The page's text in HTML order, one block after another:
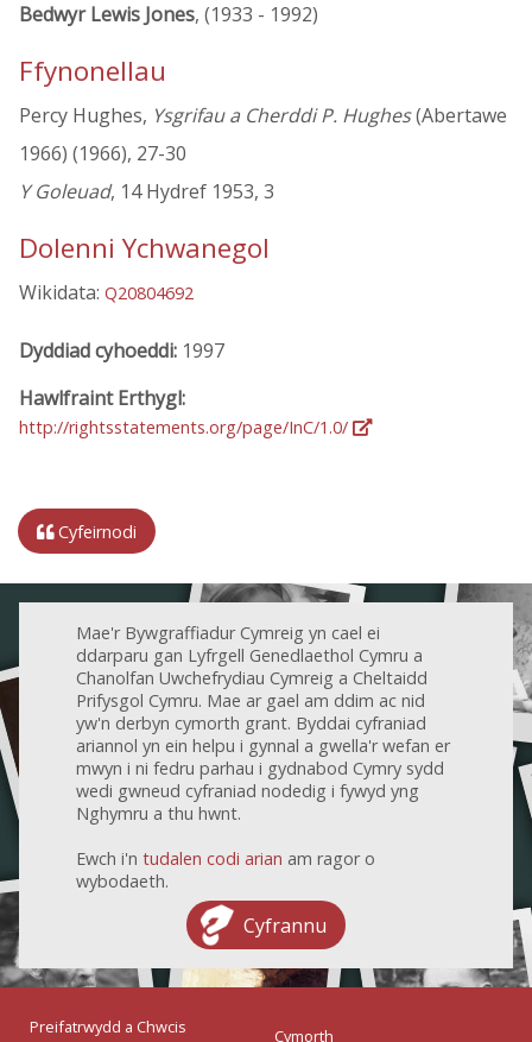
Bedwyr Lewis Jones, (1933 - 1992)
Ffynonellau
Percy Hughes, Ysgrifau a Cherddi P. Hughes(Abertawe
1966) (1966), 27-30
Y Goleuad, 14 Hydref 1953, 3
Dolenni Ychwanegol
Wikidata: Q20804692
Dyddiad cyhoeddi: 1997
Hawlfraint Erthygl:
http://rightsstatements.org/page/InC/1.0/
Cyfeirnodi
Mae'r Bywgraffiadur Cymreig yn cael ei
ddarparu gan Lyfrgell Genedlaethol Cymru a
Chanolfan Uwchefrydiau Cymreig a Cheltaidd
Prifysgol Cymru. Mae ar gael am ddim ac nid
yw'n derbyn cymorth grant. Byddai cyfraniad
ariannol yn ein helpu i gynnal a gwella'r wefan er
mwyn i ni fedru parhau i gydnabod Cymry sydd
wedi gwneud cyfraniad nodedig i fywyd yng
Nghymru a thu hwnt.
Ewch i'n tudalen codi arian am ragor o
wybodaeth.
Cyfrannu
Preifatrwydd a Chwcis Cymorth